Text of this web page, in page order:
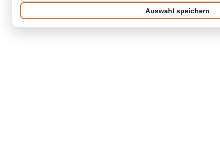
Auswahl speichern